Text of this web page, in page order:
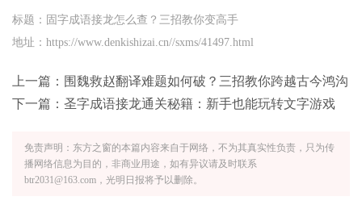
标题：固字成语接龙怎么查？三招教你变高手
地址：https://www.denkishizai.cn//sxms/41497.html
上一篇： 围魏救赵翻译难题如何破？三招教你跨越古今鸿沟
下一篇： 圣字成语接龙通关秘籍：新手也能玩转文字游戏
免责声明：东方之窗的本篇内容来自于网络，不为其真实性负责，只为传
播网络信息为目的，非商业用途，如有异议请及时联系
btr2031@163.com，光明日报将予以删除。